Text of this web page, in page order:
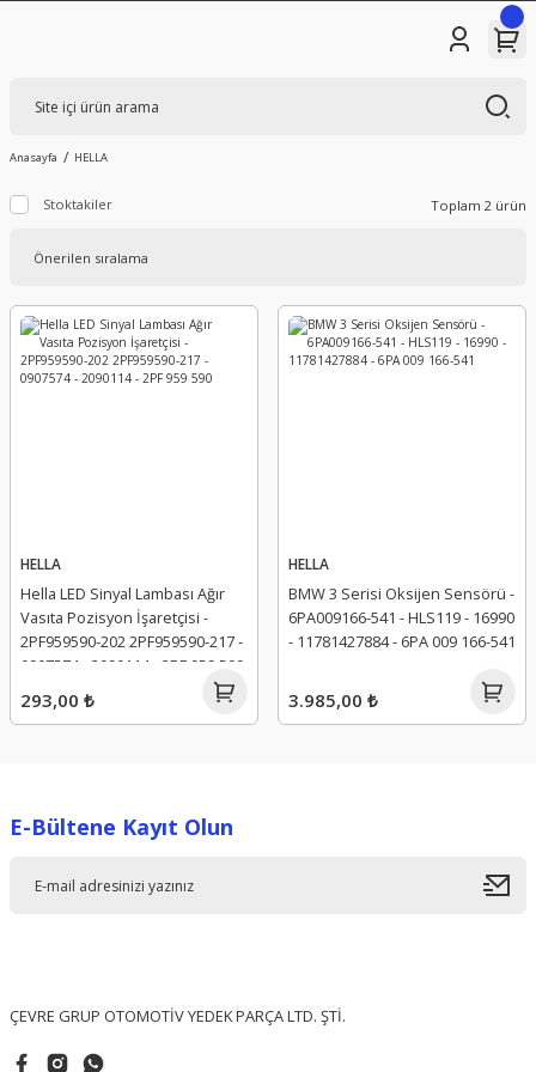
Anasayfa HELLA
Stoktakiler Toplam 2 ürün
HELLA
Hella LED Sinyal Lambası Ağır
Vasıta Pozisyon İşaretçisi -
2PF959590-202 2PF959590-217 -
0907574 - 2090114 - 2PF 959 590
293,00 ₺
HELLA
BMW 3 Serisi Oksijen Sensörü -
6PA009166-541 - HLS119 - 16990
- 11781427884 - 6PA 009 166-541
3.985,00 ₺
E-Bültene Kayıt Olun
ÇEVRE GRUP OTOMOTİV YEDEK PARÇA LTD. ŞTİ.